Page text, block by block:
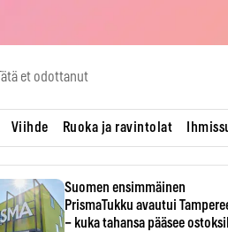
Tätä et odottanut
Viihde Ruoka ja ravintolat
Suomen ensimmäinen
PrismaTukku avautui
– kuka tahansa pääsee